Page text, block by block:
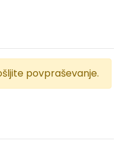
povpraševanje.